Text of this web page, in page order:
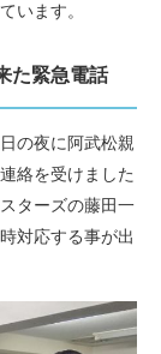
います。
た緊急電話
の夜に阿武松親
絡を受けました
ターズの藤田一
対応する事が出